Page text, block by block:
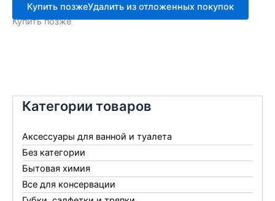
Категории товаров
Аксессуары для ванной и туалета
Без категории
Бытовая химия
Все для консервации
Нож
для
мясорубки
Купить позжеУдалить из отложенных покупок
Купить позже